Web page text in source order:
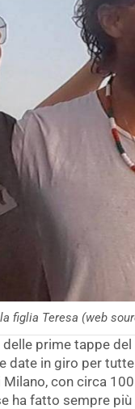
figlia Teresa (web
prime tappe del
date in giro per
con circa
ha fatto sempre più